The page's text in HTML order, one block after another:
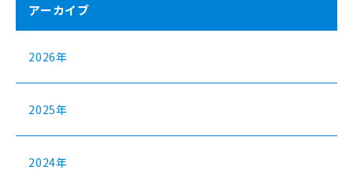
アーカイブ
2026年
2025年
2024年